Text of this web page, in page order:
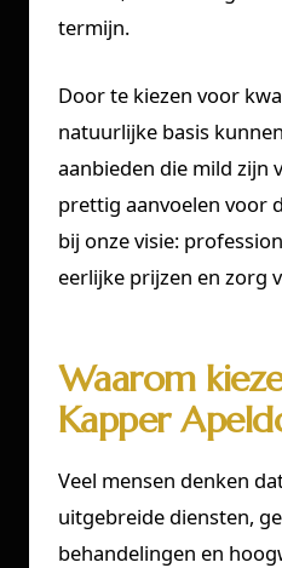
termijn.
Door te kiezen voor
natuurlijke basis
aanbieden die mild zijn
prettig aanvoelen voor
bij onze visie:
eerlijke prijzen en zorg
Waarom
Kapper
Veel mensen denken
uitgebreide diensten,
behandelingen en